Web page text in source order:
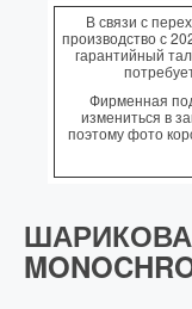
В связи с
производство с
гарантийный
Фирменная
измениться в
поэтому фото